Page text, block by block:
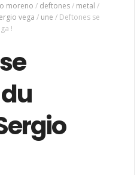
moreno / deftones/ metal /
vega / une / Deftones se
!